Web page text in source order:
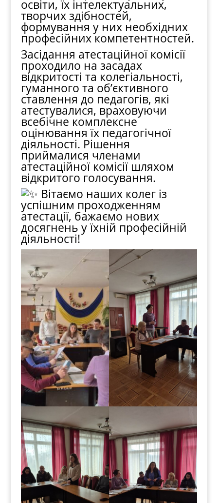
освіти, їх інтелектуальних,
творчих здібностей,
формування у них необхідних
професійних компетентностей.
Засідання атестаційної комісії
проходило на засадах
відкритості та колегіальності,
гуманного та об’єктивного
ставлення до педагогів, які
атестувалися, враховуючи
всебічне комплексне
оцінювання їх педагогічної
діяльності. Рішення
приймалися членами
атестаційної комісії шляхом
відкритого голосування.
Вітаємо наших колег із
успішним проходженням
атестації, бажаємо нових
досягнень у їхній професійній
діяльності!